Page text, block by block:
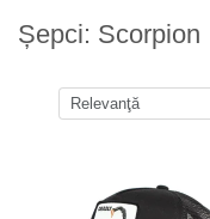
Șepci: Scorpion